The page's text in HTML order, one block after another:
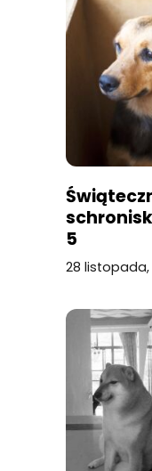
5
28 listopada,